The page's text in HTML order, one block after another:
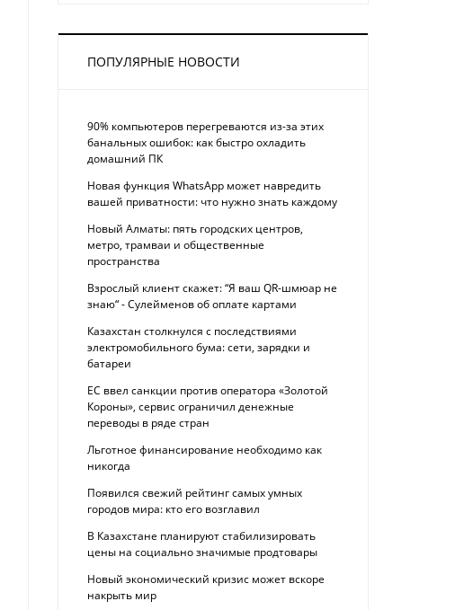
ПОПУЛЯРНЫЕ НОВОСТИ
90% компьютеров перегреваются из-за этих
банальных ошибок: как быстро охладить
домашний ПК
Новая функция WhatsApp может навредить
вашей приватности: что нужно знать каждому
Новый Алматы: пять городских центров,
метро, трамваи и общественные
пространства
Взрослый клиент скажет: “Я ваш QR-шмюар не
знаю“ - Сулейменов об оплате картами
Казахстан столкнулся с последствиями
электромобильного бума: сети, зарядки и
батареи
ЕС ввел санкции против оператора «Золотой
Короны», сервис ограничил денежные
переводы в ряде стран
Льготное финансирование необходимо как
никогда
Появился свежий рейтинг самых умных
городов мира: кто его возглавил
В Казахстане планируют стабилизировать
цены на социально значимые продтовары
Новый экономический кризис может вскоре
накрыть мир